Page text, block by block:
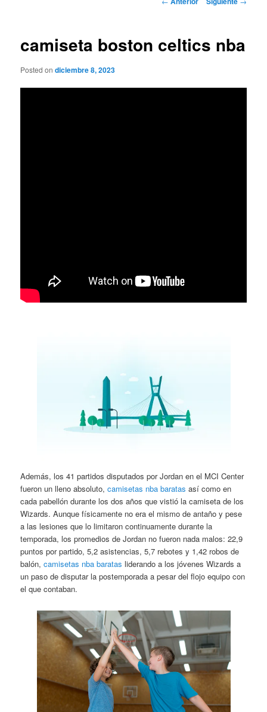
camiseta boston celtics nba
Posted ondiciembre 8, 2023
Además, los 41 partidos disputados por Jordan en el MCI Center
fueron un lleno absoluto,camisetas nba baratas así como en
cada pabellón durante los dos años que vistió la camiseta de los
Wizards. Aunque físicamente no era el mismo de antaño y pese
a las lesiones que lo limitaron continuamente durante la
temporada, los promedios de Jordan no fueron nada malos: 22,9
puntos por partido, 5,2 asistencias, 5,7 rebotes y 1,42 robos de
balón,camisetas nba baratas liderando a los jóvenes Wizards a
un paso de disputar la postemporada a pesar del flojo equipo con
el que contaban.